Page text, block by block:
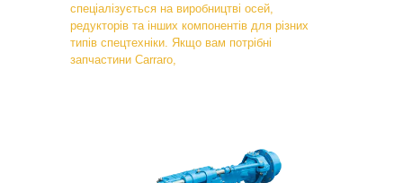
спеціалізується на виробництві осей,
редукторів та інших компонентів для різних
типів спецтехніки. Якщо вам потрібні
запчастини Carraro,